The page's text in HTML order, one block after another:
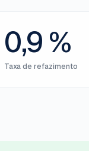
0,9 %
Taxa de refazimento